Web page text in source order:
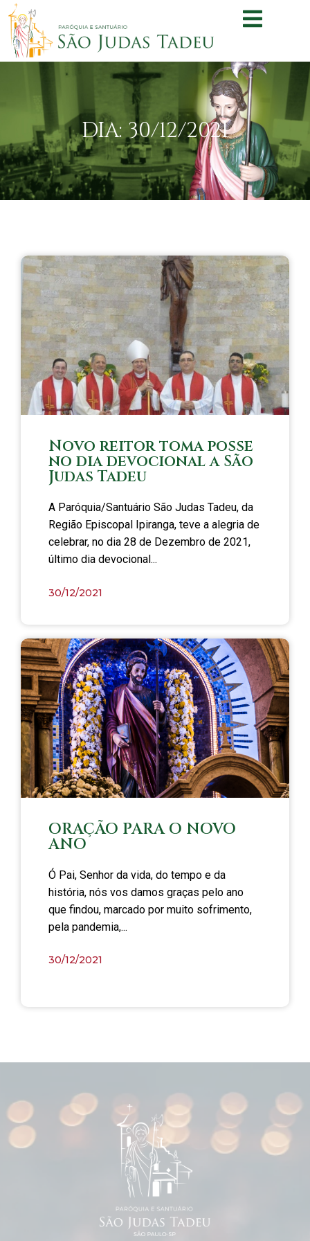
DIA: 30/12/2021
Novo reitor toma posse
no dia devocional a São
Judas Tadeu
A Paróquia/Santuário São Judas Tadeu, da
Região Episcopal Ipiranga, teve a alegria de
celebrar, no dia 28 de Dezembro de 2021,
último dia devocional...
30/12/2021
ORAÇÃO PARA O NOVO
ANO
Ó Pai, Senhor da vida, do tempo e da
história, nós vos damos graças pelo ano
que findou, marcado por muito sofrimento,
pela pandemia,...
30/12/2021